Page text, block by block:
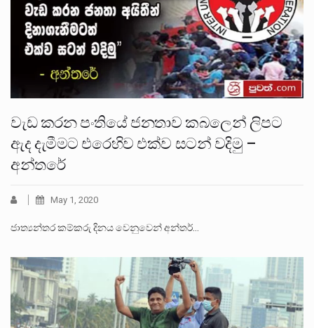
වැඩ කරන පංතියේ ජනතාව කබලෙන් ලිපට
ඇද දැමීමට එරෙහිව එක්ව සටන් වදිමු –
අන්තරේ
May 1, 2020
ජාත්‍යන්තර කම්කරු දිනය වෙනුවෙන් අන්තර්…